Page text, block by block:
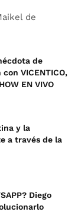
de
de
VICENTICO,
EN VIVO
y la
a través de la
Diego